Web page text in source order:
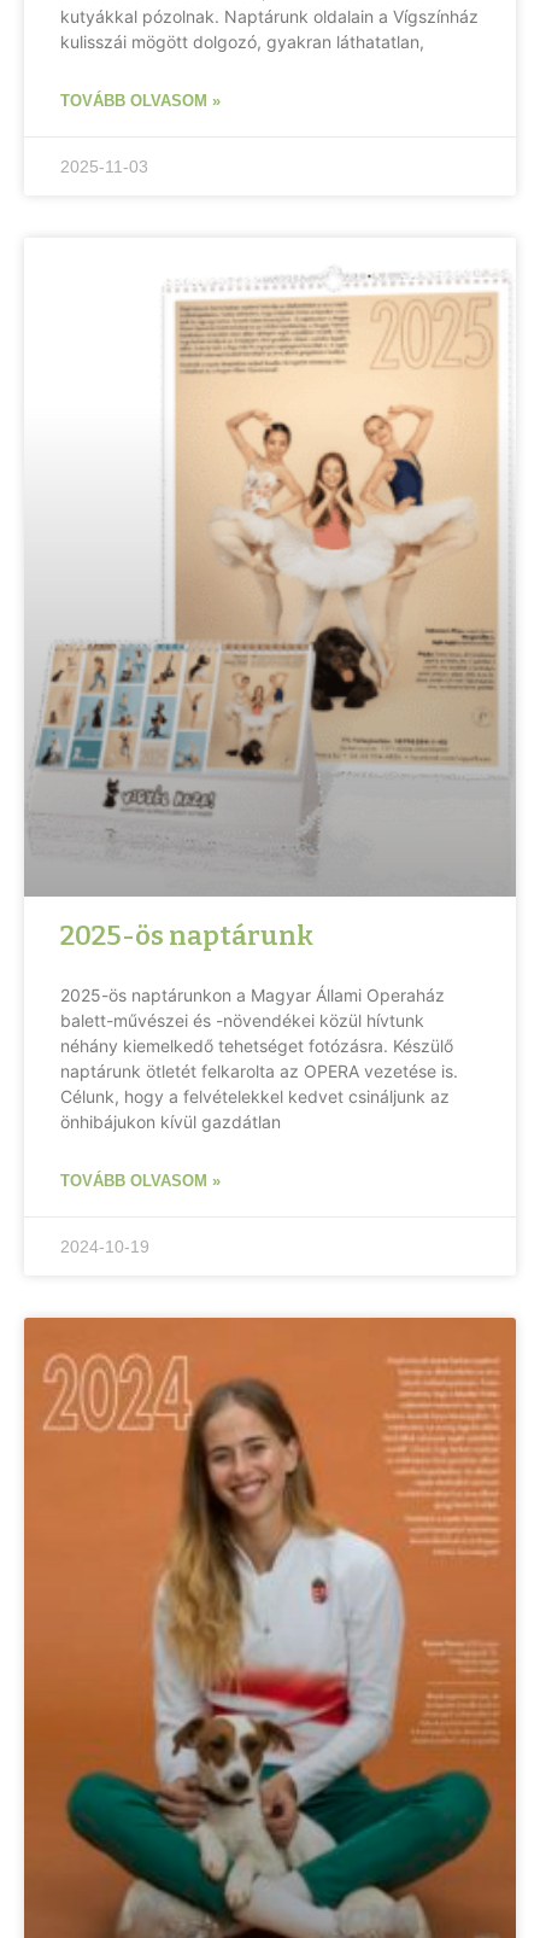
kutyákkal pózolnak. Naptárunk oldalain a Vígszínház
kulisszái mögött dolgozó, gyakran láthatatlan,
TOVÁBB OLVASOM »
2025-11-03
2025-ös naptárunk
2025-ös naptárunkon a Magyar Állami Operaház
balett-művészei és -növendékei közül hívtunk
néhány kiemelkedő tehetséget fotózásra. Készülő
naptárunk ötletét felkarolta az OPERA vezetése is.
Célunk, hogy a felvételekkel kedvet csináljunk az
önhibájukon kívül gazdátlan
TOVÁBB OLVASOM »
2024-10-19